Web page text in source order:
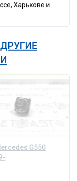
Харькове и
ДРУГИЕ
G550